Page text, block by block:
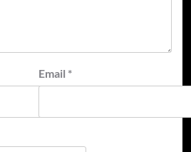
Email *